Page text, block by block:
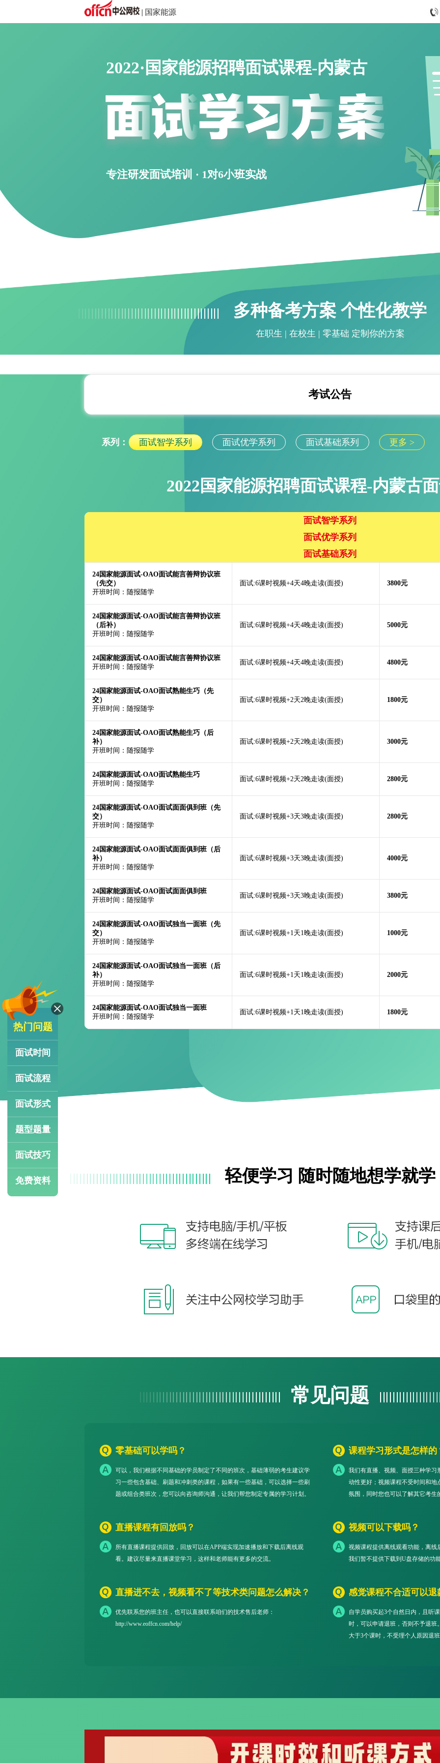
| 国家能源
热门问题
面试时间
面试流程
面试形式
题型题量
面试技巧
免费资料
2022·国家能源招聘面试课程-内蒙古
专注研发面试培训 · 1对6小班实战
多种备考方案 个性化教学
在职生 | 在校生 | 零基础 定制你的方案
考试公告
系列： 面试智学系列 面试优学系列 面试基础系列 更多 >
2022国家能源招聘面试课程-内蒙古
面试智学系列
面试优学系列
面试基础系列
24国家能源面试-OAO面试能言善辩协议班
（先交）
开班时间：随报随学
面试:6课时视频+4天4晚走读(面授) 3800元
24国家能源面试-OAO面试能言善辩协议班
（后补）
开班时间：随报随学
面试:6课时视频+4天4晚走读(面授) 5000元
24国家能源面试-OAO面试能言善辩协议班
开班时间：随报随学
面试:6课时视频+4天4晚走读(面授) 4800元
24国家能源面试-OAO面试熟能生巧（先
交）
开班时间：随报随学
面试:6课时视频+2天2晚走读(面授) 1800元
24国家能源面试-OAO面试熟能生巧（后
补）
开班时间：随报随学
面试:6课时视频+2天2晚走读(面授) 3000元
24国家能源面试-OAO面试熟能生巧
开班时间：随报随学
面试:6课时视频+2天2晚走读(面授) 2800元
24国家能源面试-OAO面试面面俱到班（先
交）
开班时间：随报随学
面试:6课时视频+3天3晚走读(面授) 2800元
24国家能源面试-OAO面试面面俱到班（后
补）
开班时间：随报随学
面试:6课时视频+3天3晚走读(面授) 4000元
24国家能源面试-OAO面试面面俱到班
开班时间：随报随学
面试:6课时视频+3天3晚走读(面授) 3800元
24国家能源面试-OAO面试独当一面班（先
交）
开班时间：随报随学
面试:6课时视频+1天1晚走读(面授) 1000元
24国家能源面试-OAO面试独当一面班（后
补）
开班时间：随报随学
面试:6课时视频+1天1晚走读(面授) 2000元
24国家能源面试-OAO面试独当一面班
开班时间：随报随学
面试:6课时视频+1天1晚走读(面授) 1800元
轻便学习 随时随地想学就学
常见问题
零基础可以学吗？
可以，我们根据不同基础的学员制定了不同的班次，基础薄弱的考生建议学
习一些包含基础、刷题和冲刺类的课程，如果有一些基础，可以选择一些刷
题或组合类班次，您可以向咨询师沟通，让我们帮您制定专属的学习计划。
课程学习形式是怎样的
我们有直播、视频、面授三种学
动性更好；视频课程不受时间和
氛围，同时您也可以了解其它考生
直播课程有回放吗？
所有直播课程提供回放，回放可以在APP端实现加速播放和下载后离线观
看。建议尽量来直播课堂学习，这样和老师能有更多的交流。
视频可以下载吗？
视频课程提供离线观看功能，离
我们暂不提供下载到U盘存储的功
直播进不去，视频看不了等技术类问题怎么解决？
优先联系您的班主任，也可以直接联系咱们的技术售后老师：
http://www.eoffcn.com/help/
感觉课程不合适可以退
自学员购买起3个自然日内，且听
时，可以申请退班，否则不予退
大于3个课时，不受理个人原因退